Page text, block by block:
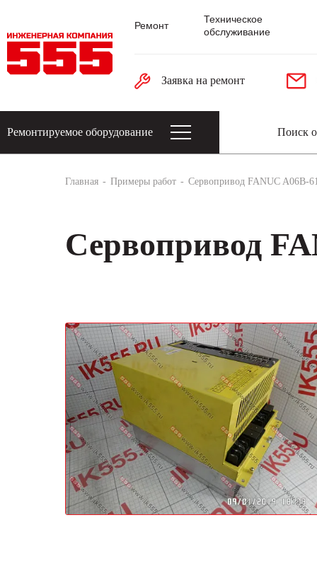
Ремонт
Техническое
обслуживание
Заявка на ремонт
Ремонтируемое оборудование
Главная Примеры работ Сервопривод FANUC A06B-
Сервопривод